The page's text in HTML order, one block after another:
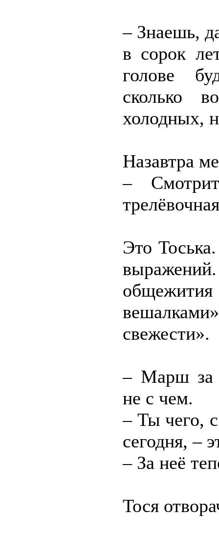
– Знаешь,
в сорок
голове
сколько
холодных,
Назавтра
–
Это
свежести».
– Марш за
не с чем.
– Ты чего,
сегодня, –
– За неё
Тося